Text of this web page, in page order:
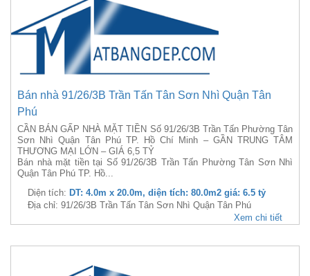
Bán nhà 91/26/3B Trần Tấn Tân Sơn Nhì Quận Tân
Phú
CẦN BÁN GẤP NHÀ MẶT TIỀN Số 91/26/3B Trần Tấn Phường Tân
Sơn Nhì Quận Tân Phú TP. Hồ Chí Minh – GẦN TRUNG TÂM
THƯƠNG MẠI LỚN – GIÁ 6,5 TỶ
Bán nhà mặt tiền tại Số 91/26/3B Trần Tấn Phường Tân Sơn Nhì
Quận Tân Phú TP. Hồ...
Diện tích: DT: 4.0m x 20.0m, diện tích: 80.0m2 giá: 6.5 tỷ
Địa chỉ: 91/26/3B Trần Tấn Tân Sơn Nhì Quận Tân Phú
Xem chi tiết